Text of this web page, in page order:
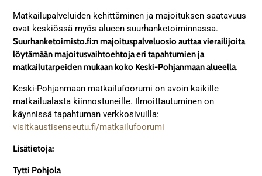
Matkailupalveluiden kehittäminen ja majoituksen saatavuus
ovat keskiössä myös alueen suurhanketoiminnassa.
Suurhanketoimisto.fi:n majoituspalveluosio auttaa vierailijoita
löytämään majoitusvaihtoehtoja eri tapahtumien ja
matkailutarpeiden mukaan koko Keski-Pohjanmaan alueella.
Keski-Pohjanmaan matkailufoorumi on avoin kaikille
matkailualasta kiinnostuneille. Ilmoittautuminen on
käynnissä tapahtuman verkkosivuilla:
visitkaustisenseutu.fi/matkailufoorumi
Lisätietoja:
Tytti Pohjola